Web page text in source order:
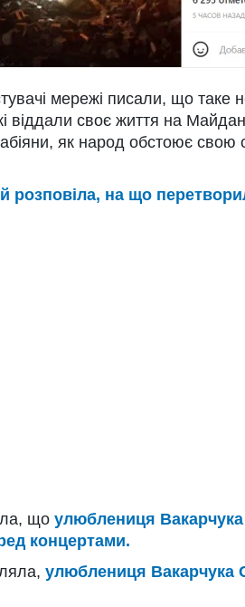
мережі писали, що таке
віддали своє життя на
як народ обстоює
розповіла, на що
що улюблениця Вакарчука
концертами.
улюблениця Вакарчука